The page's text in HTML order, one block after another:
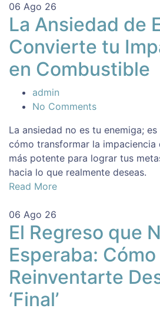
06 Ago 26
La Ansiedad de
Convierte tu
en Combustible
admin
No Comments
La ansiedad no es tu enemiga;
cómo transformar la impaciencia
más potente para lograr tus
hacia lo que realmente deseas.
Read More
06 Ago 26
El Regreso que
Esperaba: Cómo
Reinventarte
‘Final’